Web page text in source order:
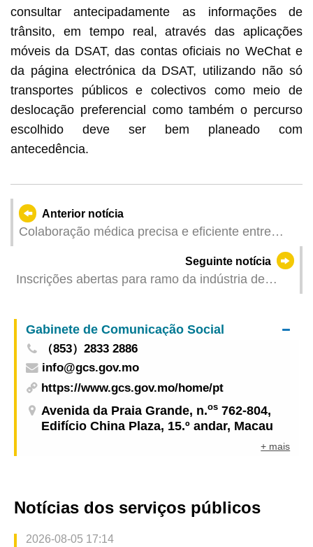
consultar antecipadamente as informações de
trânsito, em tempo real, através das aplicações
móveis da DSAT, das contas oficiais no WeChat e
da página electrónica da DSAT, utilizando não só
transportes públicos e colectivos como meio de
deslocação preferencial como também o percurso
escolhido deve ser bem planeado com
antecedência.
Anterior notícia
Colaboração médica precisa e eficiente entre
Macau e Hengqin: Implementação da inovadora
“Ablação por Crio-radiofrequência” salvou, com
sucesso, doentes com cancro do pulmão em
Seguinte notícia
Inscrições abertas para ramo da indústria de
Gabinete de Comunicação Social
（853）2833 2886
info@gcs.gov.mo
https://www.gcs.gov.mo/home/pt
Avenida da Praia Grande, n.os 762-804,
Edifício China Plaza, 15.º andar, Macau
+ mais
Notícias dos serviços públicos
2026-08-05 17:14